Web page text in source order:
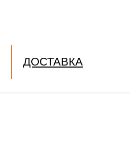
ДОСТАВКА